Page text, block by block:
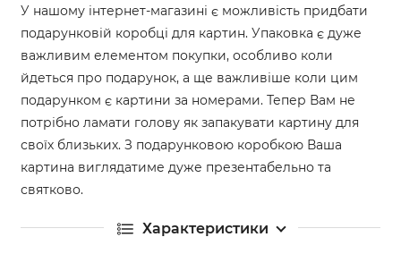
У нашому інтернет-магазині є можливість придбати
подарунковій коробці для картин. Упаковка є дуже
важливим елементом покупки, особливо коли
йдеться про подарунок, а ще важливіше коли цим
подарунком є ​​картини за номерами. Тепер Вам не
потрібно ламати голову як запакувати картину для
своїх близьких. З подарунковою коробкою Ваша
картина виглядатиме дуже презентабельно та
святково.
Характеристики